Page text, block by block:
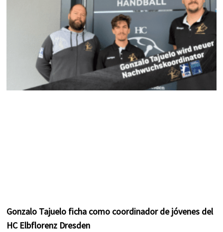
m t
Gonzalo Tajuelo ficha como coordinador de jóvenes del
HC Elbflorenz Dresden